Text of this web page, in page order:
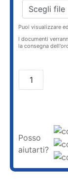
Scegli file
Puoi visualizzare
I documenti
la consegna
Posso
aiutarti?